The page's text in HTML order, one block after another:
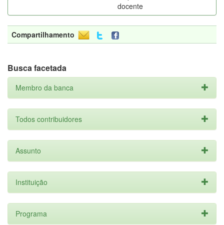
docente
Compartilhamento
Busca facetada
Membro da banca
Todos contribuidores
Assunto
Instituição
Programa